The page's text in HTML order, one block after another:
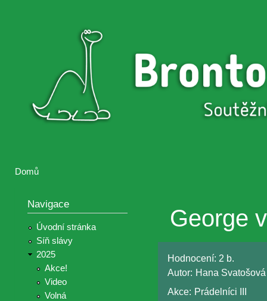
Brontosaurus
Brontosaurus
Domů
Navigace
Úvodní stránka
Síň slávy
2025
Akce!
Video
Volná
George
Hodnocení: 2 b.
Autor: Hana Svatošová
Akce: Prádelníci III